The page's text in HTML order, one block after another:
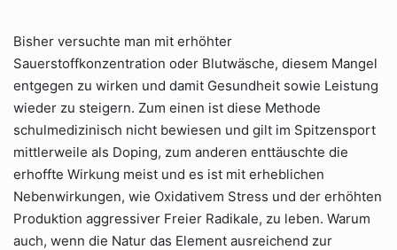
Bisher versuchte man mit erhöhter
Sauerstoffkonzentration oder Blutwäsche, diesem Mangel
entgegen zu wirken und damit Gesundheit sowie Leistung
wieder zu steigern. Zum einen ist diese Methode
schulmedizinisch nicht bewiesen und gilt im Spitzensport
mittlerweile als Doping, zum anderen enttäuschte die
erhoffte Wirkung meist und es ist mit erheblichen
Nebenwirkungen, wie Oxidativem Stress und der erhöhten
Produktion aggressiver Freier Radikale, zu leben. Warum
auch, wenn die Natur das Element ausreichend zur